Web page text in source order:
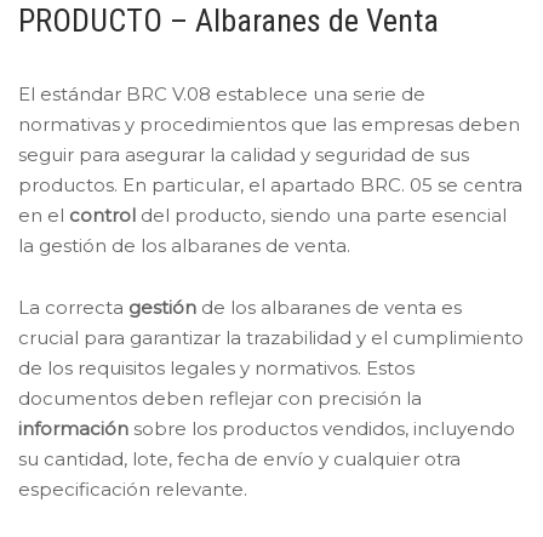
PRODUCTO – Albaranes de Venta
El estándar BRC V.08 establece una serie de
normativas y procedimientos que las empresas deben
seguir para asegurar la calidad y seguridad de sus
productos. En particular, el apartado BRC. 05 se centra
en el control del producto, siendo una parte esencial
la gestión de los albaranes de venta.
La correcta gestión de los albaranes de venta es
crucial para garantizar la trazabilidad y el cumplimiento
de los requisitos legales y normativos. Estos
documentos deben reflejar con precisión la
información sobre los productos vendidos, incluyendo
su cantidad, lote, fecha de envío y cualquier otra
especificación relevante.